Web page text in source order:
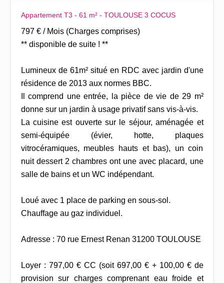
Appartement T3 - 61 m² - TOULOUSE 3 COCUS
797 € / Mois (Charges comprises)
** disponible de suite ! **
Lumineux de 61m² situé en RDC avec jardin d'une
résidence de 2013 aux normes BBC.
Il comprend une entrée, la pièce de vie de 29 m²
donne sur un jardin à usage privatif sans vis-à-vis.
La cuisine est ouverte sur le séjour, aménagée et
semi-équipée (évier, hotte, plaques
vitrocéramiques, meubles hauts et bas), un coin
nuit dessert 2 chambres ont une avec placard, une
salle de bains et un WC indépendant.
Loué avec 1 place de parking en sous-sol.
Chauffage au gaz individuel.
Adresse : 70 rue Ernest Renan 31200 TOULOUSE
Loyer : 797,00 € CC (soit 697,00 € + 100,00 € de
provision sur charges comprenant eau froide et